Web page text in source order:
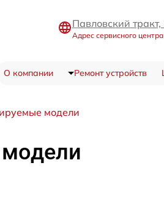
Павловский
Адрес сервисного
О компании Ремонт устройств
модели